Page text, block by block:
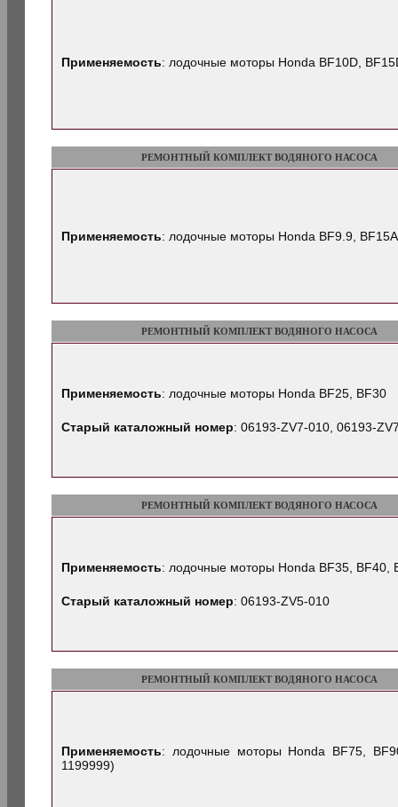
Применяемость: лодочные моторы Honda BF10D,
РЕМОНТНЫЙ КОМПЛЕКТ ВОДЯНОГО НАСОСА
Применяемость: лодочные моторы Honda BF9.9, BF15A
РЕМОНТНЫЙ КОМПЛЕКТ ВОДЯНОГО НАСОСА
Применяемость: лодочные моторы Honda BF25, BF30
Старый каталожный номер: 06193-ZV7-010, 06193-
РЕМОНТНЫЙ КОМПЛЕКТ ВОДЯНОГО НАСОСА
Применяемость: лодочные моторы Honda BF35, BF40,
Старый каталожный номер: 06193-ZV5-010
РЕМОНТНЫЙ КОМПЛЕКТ ВОДЯНОГО НАСОСА
Применяемость: лодочные моторы Honda BF75,
1199999)